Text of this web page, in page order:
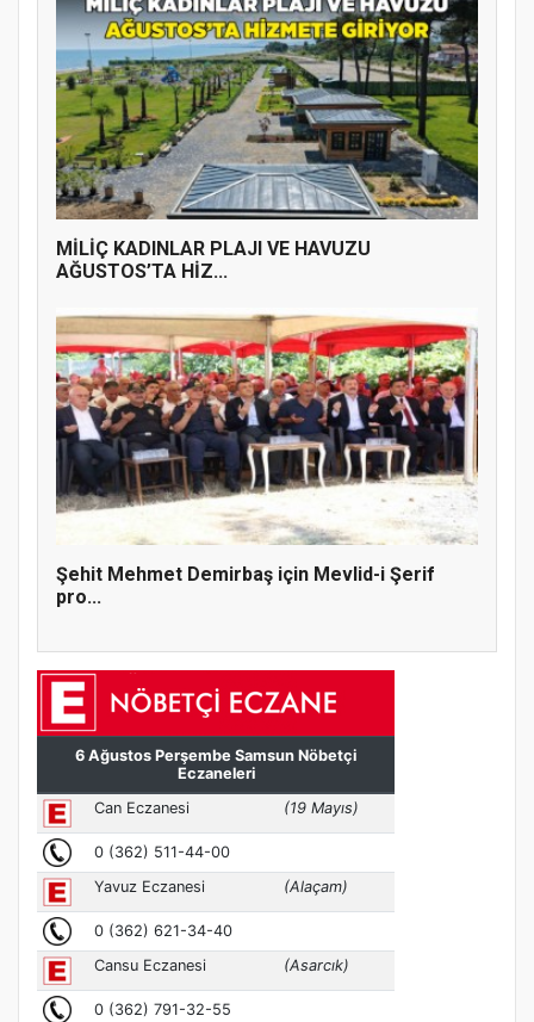
MİLİÇ KADINLAR PLAJI VE HAVUZU
AĞUSTOS’TA HİZ...
Şehit Mehmet Demirbaş için Mevlid-i Şerif
pro...